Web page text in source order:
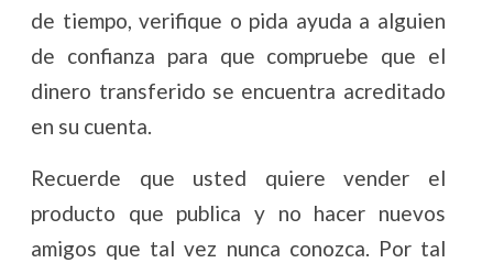
de tiempo, verifique o pida ayuda a alguien
de confianza para que compruebe que el
dinero transferido se encuentra acreditado
en su cuenta.
Recuerde que usted quiere vender el
producto que publica y no hacer nuevos
amigos que tal vez nunca conozca. Por tal